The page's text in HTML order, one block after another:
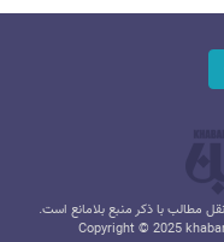
مطالب با ذکر منبع بلامانع است.
Copyright © 2025